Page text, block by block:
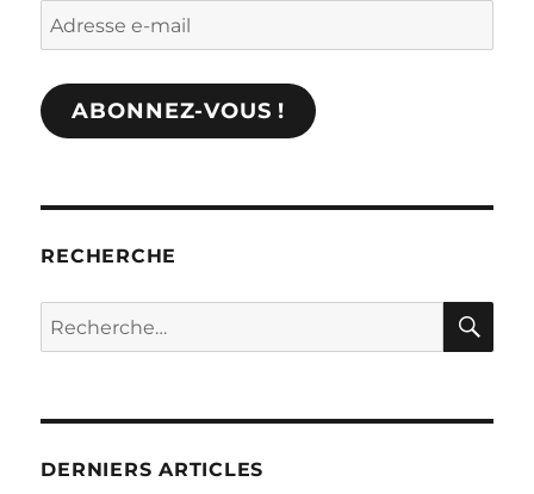
Adresse
e-
mail
ABONNEZ-VOUS !
RECHERCHE
Recherche
pour :
DERNIERS ARTICLES